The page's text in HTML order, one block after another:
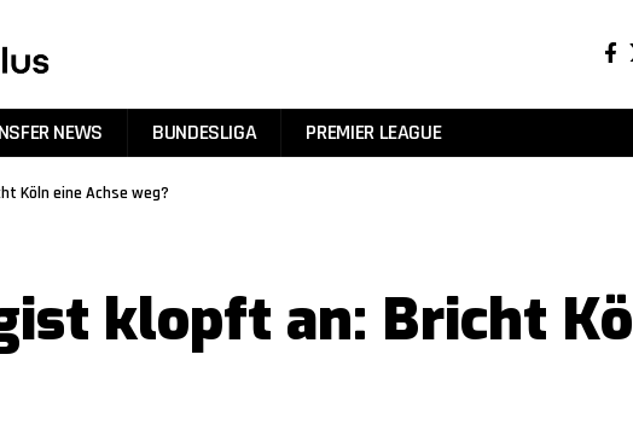
NEWS BUNDESLIGA PREMIER LEAGUE
Köln eine Achse weg?
klopft an: Bricht